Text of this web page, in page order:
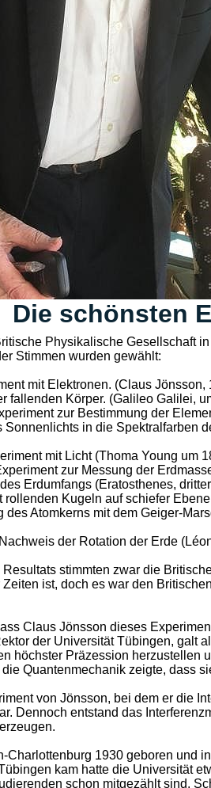
Die schönsten
Physikalische Gesellschaft
Stimmen wurden gewählt:
mit Elektronen. (Claus Jönsson,
fallenden Körper. (Galileo Galilei,
zur Bestimmung der
in die Spektralfarben
mit Licht (Thoma Young um
zur Messung der
Erdumfangs (Eratosthenes,
rollenden Kugeln auf schiefer
des Atomkerns mit dem Geiger-
der Rotation der Erde
stimmten zwar die
ist, doch es war den
Claus Jönsson dieses
der Universität Tübingen, galt
höchster Präzession
Quantenmechanik zeigte, dass
von Jönsson, bei dem er die
Dennoch entstand das
Charlottenburg 1930 geboren und
kam hatte die Universität
schon mitgezählt sind.